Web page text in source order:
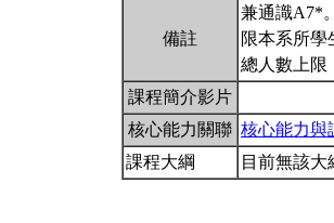
備註
兼通識A7*
限本系所學
總人數上限
課程簡介影片
核心能力關聯 核心能力與
課程大綱
目前無該大